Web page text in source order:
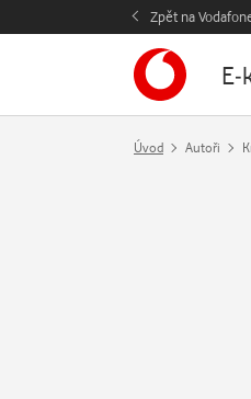
Zpět na
E-
Úvod Autoři